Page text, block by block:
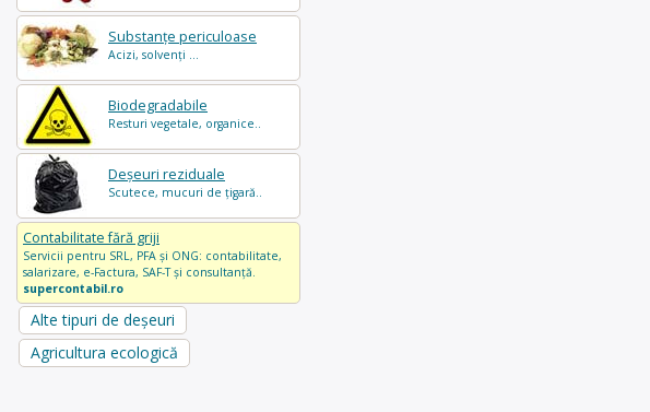
Substanțe periculoase
Acizi, solvenți ...
Biodegradabile
Resturi vegetale, organice..
Deșeuri reziduale
Scutece, mucuri de țigară..
Contabilitate fără griji
Servicii pentru SRL, PFA și ONG: contabilitate,
salarizare, e-Factura, SAF-T și consultanță.
supercontabil.ro
Alte tipuri de deșeuri
Agricultura ecologică